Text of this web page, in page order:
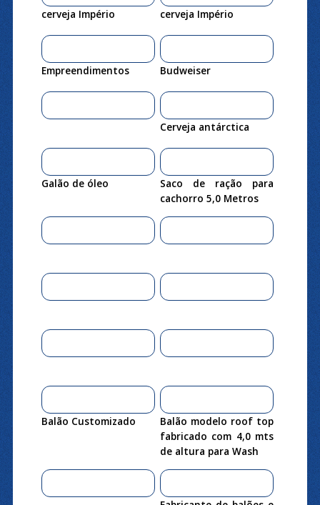
cerveja Império cerveja Império
Empreendimentos Budweiser
Cerveja antárctica
Galão de óleo
Saco de ração para
cachorro 5,0 Metros
Balão Customizado
Balão modelo roof top
fabricado com 4,0 mts
de altura para Wash